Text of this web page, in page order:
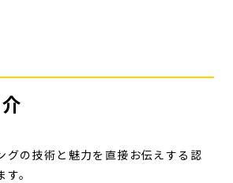
グの技術と魅力を直接お伝えする認
。